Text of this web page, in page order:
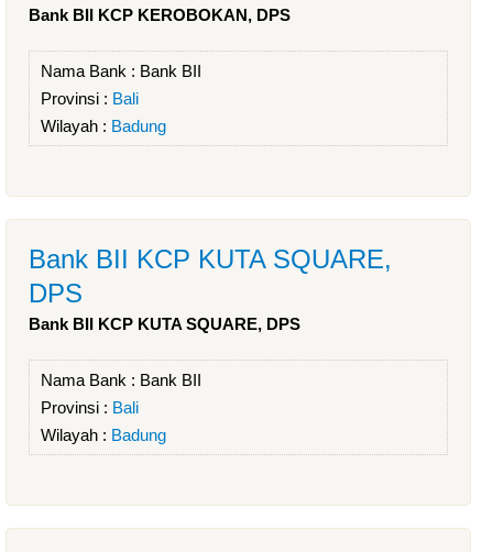
Bank BII KCP KEROBOKAN, DPS
Nama Bank : Bank BII
Provinsi : Bali
Wilayah : Badung
Bank BII KCP KUTA SQUARE,
DPS
Bank BII KCP KUTA SQUARE, DPS
Nama Bank : Bank BII
Provinsi : Bali
Wilayah : Badung